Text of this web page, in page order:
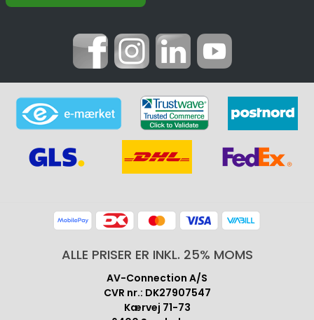
ALLE PRISER ER INKL. 25% MOMS
AV-Connection A/S
CVR nr.: DK27907547
Kærvej 71-73